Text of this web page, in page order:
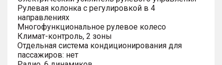
Рулевая колонка с регулировкой в 4
направлениях
Многофункциональное рулевое колесо
Климат-контроль, 2 зоны
Отдельная система кондиционирования для
пассажиров: нет